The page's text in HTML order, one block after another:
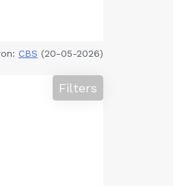
CBS (20-05-2026)
Filters